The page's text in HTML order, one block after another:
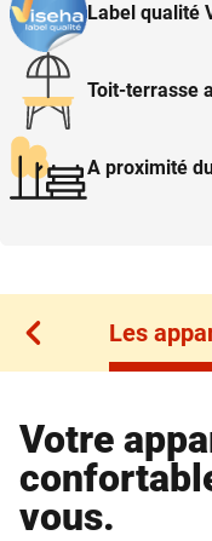
Label qualité
Toit-terrasse
A proximité
Les
Les
Votre
vous.